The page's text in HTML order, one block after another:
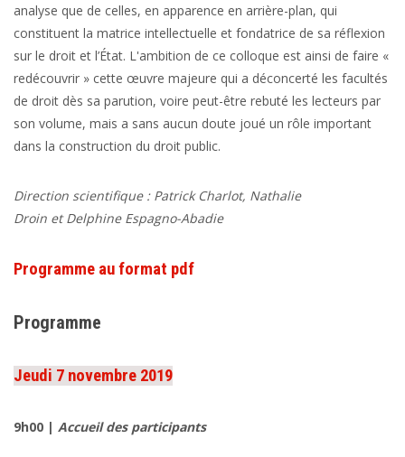
analyse que de celles, en apparence en arrière-plan, qui
constituent la matrice intellectuelle et fondatrice de sa réflexion
sur le droit et l’État. L'ambition de ce colloque est ainsi de faire «
redécouvrir » cette œuvre majeure qui a déconcerté les facultés
de droit dès sa parution, voire peut-être rebuté les lecteurs par
son volume, mais a sans aucun doute joué un rôle important
dans la construction du droit public.
Direction scientifique : Patrick Charlot, Nathalie
Droin etDelphine Espagno-Abadie
Programme au format pdf
Programme
Jeudi 7 novembre 2019
9h00 | Accueil des participants